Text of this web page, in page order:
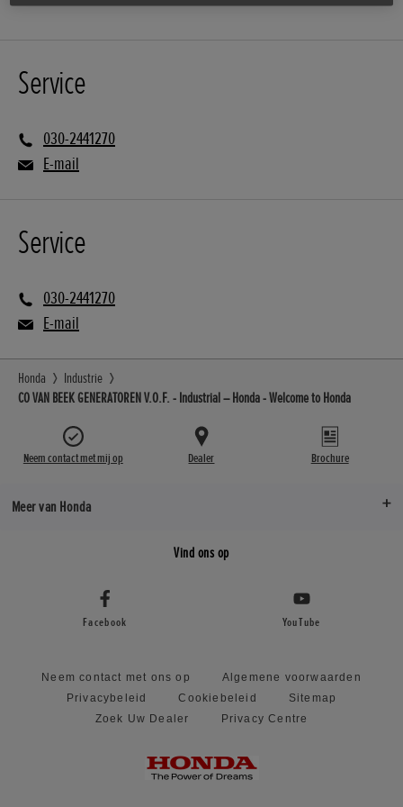
Service
030-2441270
E-mail
Service
030-2441270
E-mail
Honda
Industrie
CO VAN BEEK GENERATOREN V.O.F. - Industrial – Honda - Welcome to Honda
Neem contact met mij op Dealer Brochure
Meer van Honda
Vind ons op
Facebook YouTube
Neem contact met ons op
Algemene voorwaarden
Privacybeleid
Cookiebeleid
Sitemap
Zoek Uw Dealer
Privacy Centre